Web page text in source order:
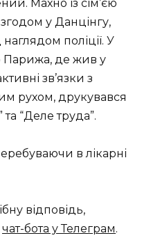
Махно із сім’єю
у Данцінгу,
поліції. У
Парижа, де жив у
зв’язки з
рухом, друкувався
“Деле труда”.
в лікарні
відповідь,
чат-бота у Телеграм.